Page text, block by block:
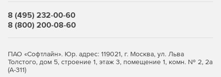
8 (495) 232-00-60
8 (800) 200-08-60
ПАО «Софтлайн». Юр. адрес: 119021, г. Москва, ул. Льва
Толстого, дом 5, строение 1, этаж 3, помещение 1, комн. № 2, 2а
(А-311)